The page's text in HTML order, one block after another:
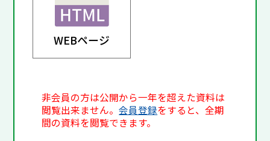
WEBページ
非会員の方は公開から一年を超えた資料は
閲覧出来ません。会員登録をすると、全期
間の資料を閲覧できます。